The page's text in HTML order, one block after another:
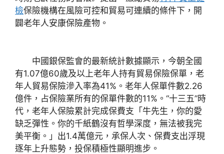
檢保險機構在風險可控和貿易可連續的條件下，開
闢老年人安康保險產物。
中國銀保監會的最新統計數據顯示，今朝全國
有1.07億60歲及以上老年人持有貿易保險保單，老
年人貿易保險滲入率為41%。老年人保單件數2.26
億件，占保險業所有的保單件數的11%。“十三五”時
代，老年人保險累計完成保費支「牛先生，你的愛
缺乏彈性。你的千紙鶴沒有哲學深度，無法被我完
美平衡。」出1.4萬億元，承保人次、保費支出浮現
逐年上升態勢，投保積極性顯明進步。